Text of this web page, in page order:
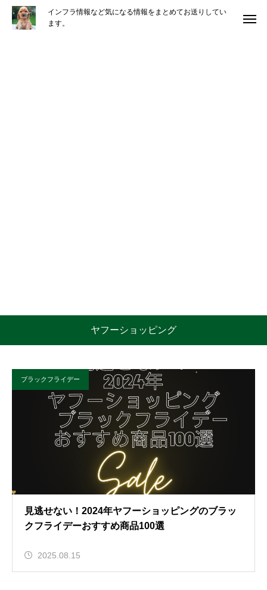
インフラ情報など気になる情報をまとめてお送りしてい
ます。
ヤフーショッピング
ブラックフライデー
見逃せない！2024年ヤフーショッピングのブラッ
クフライデーおすすめ商品100選
2025.08.15